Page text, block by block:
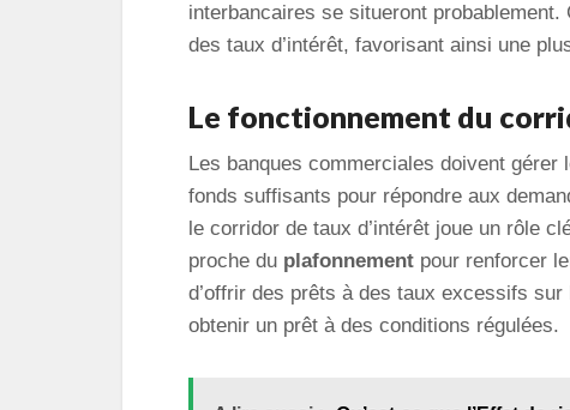
interbancaires se situeront
des taux d’intérêt, favorisant ainsi une
Le fonctionnement du
Les banques commerciales doivent gérer
fonds suffisants pour répondre aux
le corridor de taux d’intérêt joue un rôle
proche du plafonnement pour renforcer
d’offrir des prêts à des taux excessifs
obtenir un prêt à des conditions régulées.